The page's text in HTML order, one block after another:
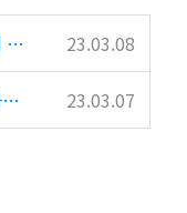
부평 청천동 테라피 마사지 고운테라피 23.03.08
관악구 봉천동 테라피 마사지 지우마사지 23.03.07